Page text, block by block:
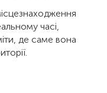
часі,
де саме вона